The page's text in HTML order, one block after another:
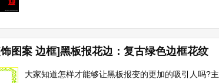
图案 边框]黑板报花边：复古绿色边框花纹
大家知道怎样才能够让黑板报变的更加的吸引人吗?